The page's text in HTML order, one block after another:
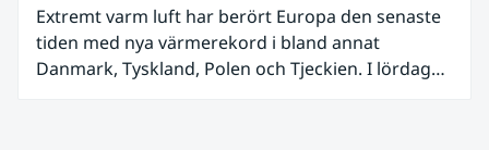
Extremt varm luft har berört Europa den senaste
tiden med nya värmerekord i bland annat
Danmark, Tyskland, Polen och Tjeckien. I lördags